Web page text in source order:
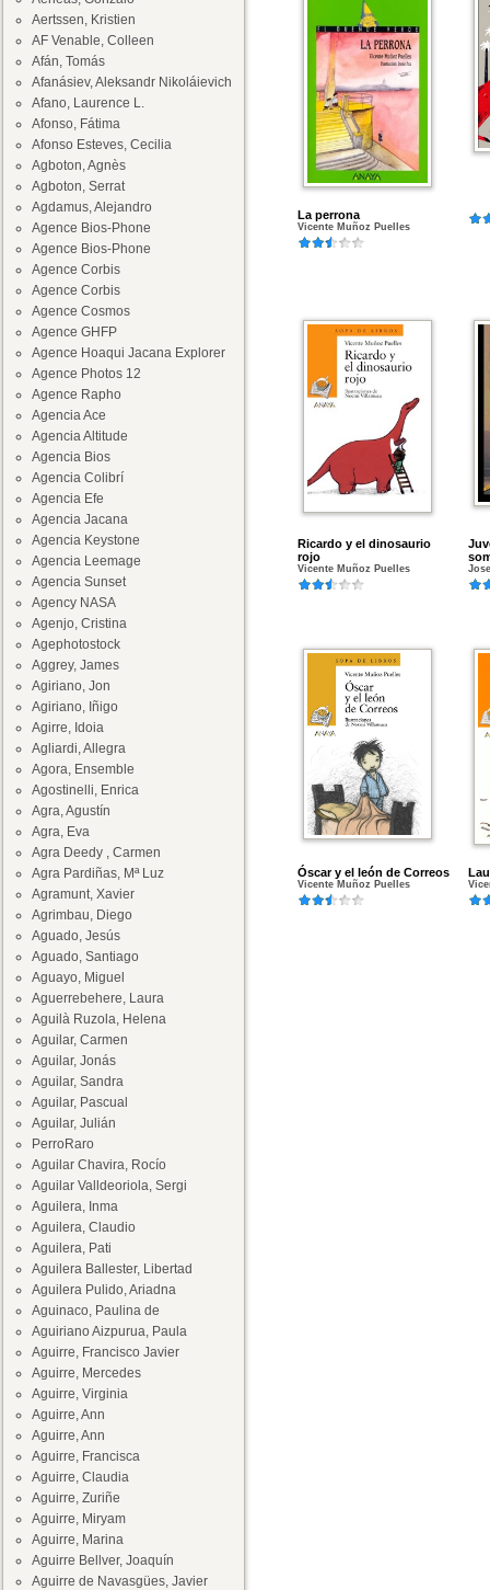
Aertssen, Kristien
AF Venable, Colleen
Afán, Tomás
Afanásiev, Aleksandr Nikoláievich
Afano, Laurence L.
Afonso, Fátima
Afonso Esteves, Cecilia
Agboton, Agnès
Agboton, Serrat
Agdamus, Alejandro
Agence Bios-Phone
Agence Bios-Phone
Agence Corbis
Agence Corbis
Agence Cosmos
Agence GHFP
Agence Hoaqui Jacana Explorer
Agence Photos 12
Agence Rapho
Agencia Ace
Agencia Altitude
Agencia Bios
Agencia Colibrí
Agencia Efe
Agencia Jacana
Agencia Keystone
Agencia Leemage
Agencia Sunset
Agency NASA
Agenjo, Cristina
Agephotostock
Aggrey, James
Agiriano, Jon
Agiriano, Iñigo
Agirre, Idoia
Agliardi, Allegra
Agora, Ensemble
Agostinelli, Enrica
Agra, Agustín
Agra, Eva
Agra Deedy , Carmen
Agra Pardiñas, Mª Luz
Agramunt, Xavier
Agrimbau, Diego
Aguado, Jesús
Aguado, Santiago
Aguayo, Miguel
Aguerrebehere, Laura
Aguilà Ruzola, Helena
Aguilar, Carmen
Aguilar, Jonás
Aguilar, Sandra
Aguilar, Pascual
Aguilar, Julián
PerroRaro
Aguilar Chavira, Rocío
Aguilar Valldeoriola, Sergi
Aguilera, Inma
Aguilera, Claudio
Aguilera, Pati
Aguilera Ballester, Libertad
Aguilera Pulido, Ariadna
Aguinaco, Paulina de
Aguiriano Aizpurua, Paula
Aguirre, Francisco Javier
Aguirre, Mercedes
Aguirre, Virginia
Aguirre, Ann
Aguirre, Ann
Aguirre, Francisca
Aguirre, Claudia
Aguirre, Zuriñe
Aguirre, Miryam
Aguirre, Marina
Aguirre Bellver, Joaquín
Aguirre de Navasgües, Javier
La perrona
Vicente Muñoz Puelles
Ricardo y el dinosaurio
rojo
Vicente Muñoz Puelles
Óscar y el león de Correos
Vicente Muñoz Puelles